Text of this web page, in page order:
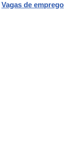
Vagas de emprego